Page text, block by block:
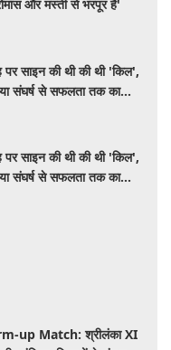
और मस्ती से भरपूर है'
पर साइन की थी की थी 'किल',
संघर्ष से सफलता तक का
पर साइन की थी की थी 'किल',
संघर्ष से सफलता तक का
up Match: श्रीलंका XI